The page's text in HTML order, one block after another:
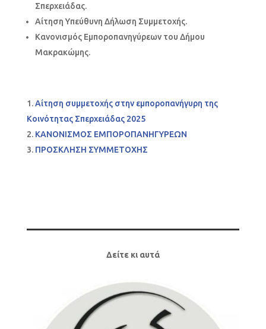
Σπερχειάδας.
Αίτηση Υπεύθυνη Δήλωση Συμμετοχής.
Κανονισμός Εμποροπανηγύρεων του Δήμου
Μακρακώμης.
Αίτηση συμμετοχής στην εμποροπανήγυρη της
Κοινότητας Σπερχειάδας 2025
ΚΑΝΟΝΙΣΜΟΣ ΕΜΠΟΡΟΠΑΝΗΓΥΡΕΩΝ
ΠΡΟΣΚΛΗΣΗ ΣΥΜΜΕΤΟΧΗΣ
Δείτε κι αυτά